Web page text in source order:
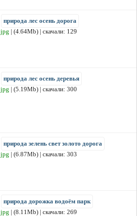
природа лес осень дорога
jpg | (4.64Mb) | скачали: 129
природа лес осень деревья
jpg | (5.19Mb) | скачали: 300
природа зелень свет золото дорога
jpg | (6.87Mb) | скачали: 303
природа дорожка водоём парк
jpg | (8.11Mb) | скачали: 269